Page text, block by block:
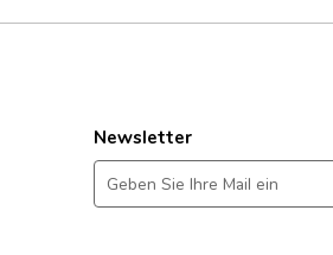
Newsletter